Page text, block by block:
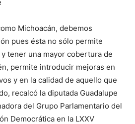
Michoacán, debemos
pues ésta no sólo permite
tener una mayor cobertura de
permite introducir mejoras en
y en la calidad de aquello que
recalcó la diputada Guadalupe
del Grupo Parlamentario del
Democrática en la LXXV